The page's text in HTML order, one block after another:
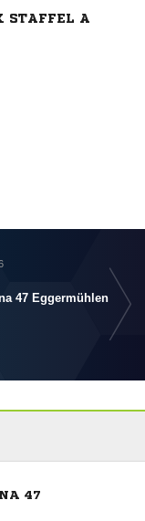
STAFFEL A
47 Eggermühlen SV
47